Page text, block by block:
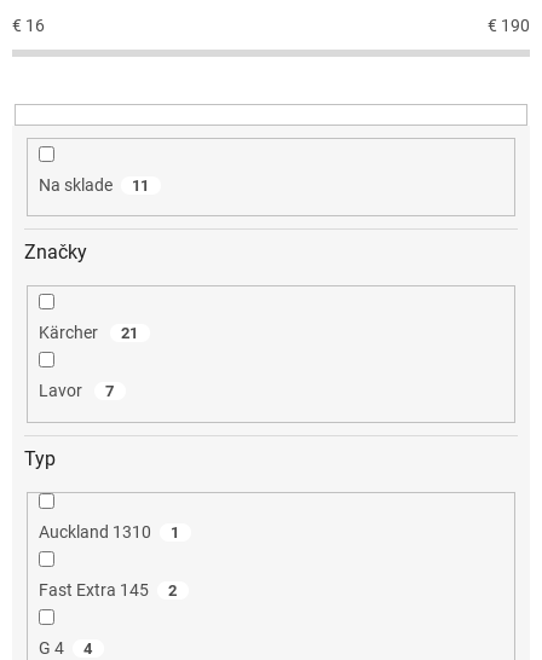
r
o
u
k
€ 16 € 190
Na sklade 11
Značky
Kärcher 21
Lavor 7
Typ
Auckland 1310 1
Fast Extra 145 2
G 4 4